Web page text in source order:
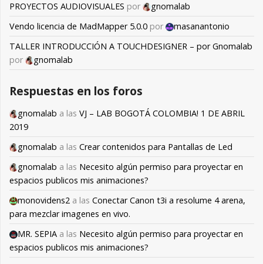
PROYECTOS AUDIOVISUALES por
gnomalab
Vendo licencia de MadMapper 5.0.0 por
masanantonio
TALLER INTRODUCCIÓN A TOUCHDESIGNER – por Gnomalab
por
gnomalab
Respuestas en los foros
gnomalab a las VJ – LAB BOGOTÁ COLOMBIA! 1 DE ABRIL
2019
gnomalab a las Crear contenidos para Pantallas de Led
gnomalab a las Necesito algún permiso para proyectar en
espacios publicos mis animaciones?
monovidens2 a las Conectar Canon t3i a resolume 4 arena,
para mezclar imagenes en vivo.
MR. SEPIA a las Necesito algún permiso para proyectar en
espacios publicos mis animaciones?